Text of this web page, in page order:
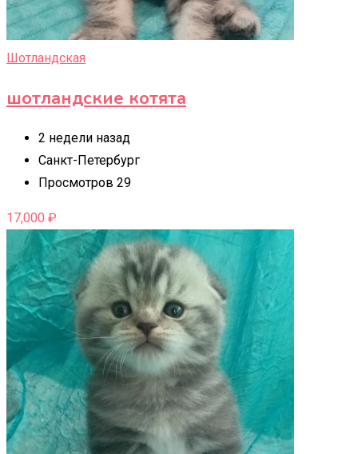
Шотландская
шотландские котята
2 недели назад
Санкт-Петербург
Просмотров 29
17,000 ₽